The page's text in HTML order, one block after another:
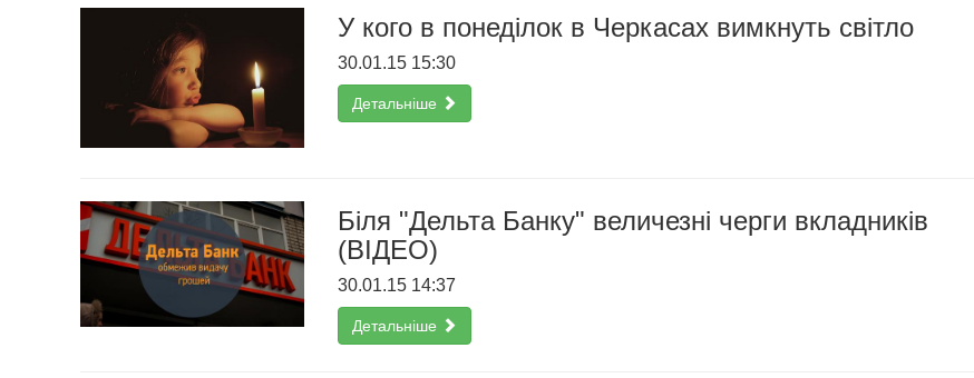
У кого в понеділок в Черкасах вимкнуть світло
30.01.15 15:30
Детальніше
Біля "Дельта Банку" величезні черги вкладників
(ВІДЕО)
30.01.15 14:37
Детальніше